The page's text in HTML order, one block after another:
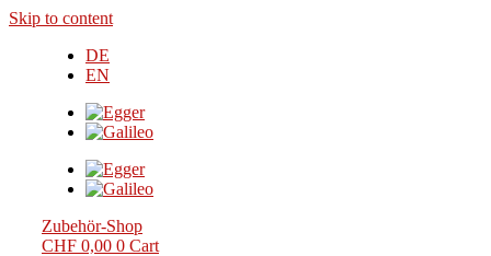
Skip to content
DE
EN
Zubehör-Shop
CHF 0,00 0 Cart